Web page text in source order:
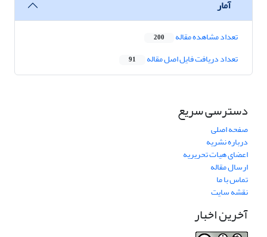
آمار
تعداد مشاهده مقاله 200
تعداد دریافت فایل اصل مقاله 91
دسترسی سریع
صفحه اصلی
درباره نشریه
اعضای هیات تحریریه
ارسال مقاله
تماس با ما
نقشه سایت
آخرین اخبار